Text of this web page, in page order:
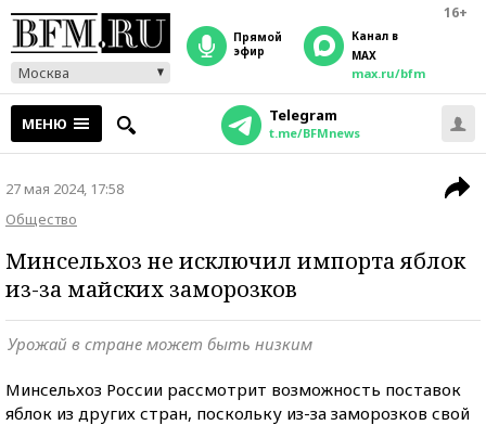
16+
Москва
прямой
эфир
Канал в
MAX
max.ru/bfm
МЕНЮ Telegram
t.me/BFMnews
27 мая 2024, 17:58
Общество
Минсельхоз не исключил импорта яблок
из-за майских заморозков
Урожай в стране может быть низким
Минсельхоз России рассмотрит возможность поставок
яблок из других стран, поскольку из-за заморозков свой